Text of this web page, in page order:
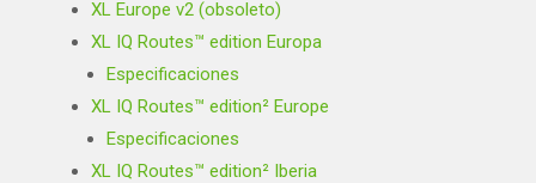
XL Europe v2 (obsoleto)
XL IQ Routes™ edition Europa
Especificaciones
XL IQ Routes™ edition² Europe
Especificaciones
XL IQ Routes™ edition² Iberia